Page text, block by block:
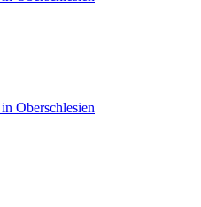
Oberschlesien